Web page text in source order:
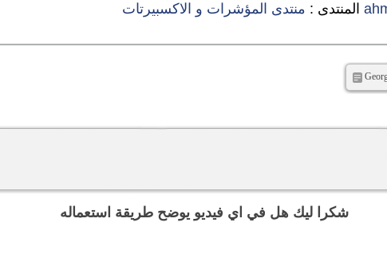
المنتدى : منتدى المؤشرات و الاكسبيرتات
شكرا ليك هل في اي فيديو يوضح طريقة استعماله